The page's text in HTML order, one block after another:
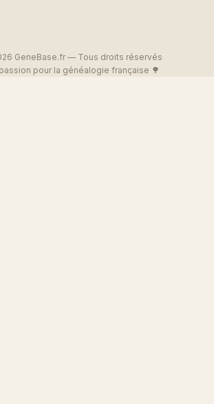
GeneBase.fr — Tous droits réservés
pour la généalogie française 🌳